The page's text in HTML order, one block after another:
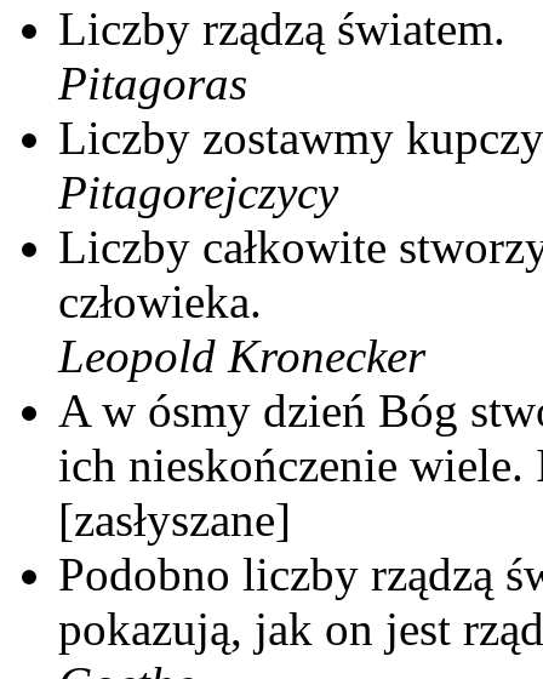
Liczby rządzą światem.
Pitagoras
Liczby zostawmy
Pitagorejczycy
Liczby całkowite
człowieka.
Leopold Kronecker
A w ósmy dzień Bóg
ich nieskończenie wiele.
[zasłyszane]
Podobno liczby rządzą
pokazują, jak on jest